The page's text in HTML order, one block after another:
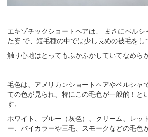
エキゾチックショートヘアは、 まさにペルシ
た姿 で、短毛種の中では少し長めの被毛をし
触り心地はとってもふかふかしていてなめら
毛色は、アメリカンショートヘアやペルシャ
ての色が見られ、特にこの毛色が一般的！と
す。
ホワイト、ブルー（灰色）、クリーム、レッ
ー、バイカラーや三毛、スモークなどの毛色